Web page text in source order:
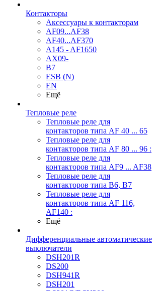
Контакторы
Аксессуары к контакторам
AF09...AF38
AF40...AF370
A145 - AF1650
AX09-
B7
ESB (N)
EN
Ещё
Тепловые реле
Тепловые реле для
контакторов типа AF 40 ... 65
Тепловые реле для
контакторов типа AF 80 ... 96 :
Тепловые реле для
контакторов типа AF9 ... AF38
Тепловые реле для
контакторов типа В6, В7
Тепловые реле для
контакторов типа AF 116,
AF140 :
Ещё
Дифференциальные автоматические
выключатели
DSH201R
DS200
DSH941R
DSH201